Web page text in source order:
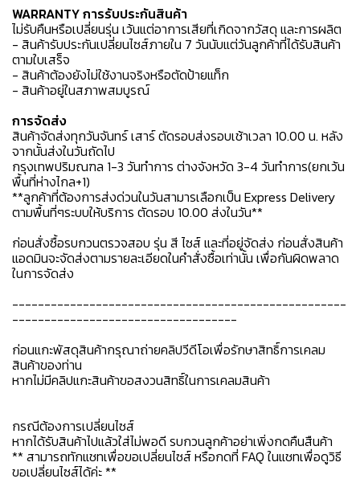
WARRANTY การรับประกันสินค้า
ไม่รับคืนหรือเปลี่ยนรุ่น เว้นแต่อาการเสียที่เกิดจากวัสดุ และการผลิต
- สินค้ารับประกันเปลี่ยนไซส์ภายใน 7 วันนับแต่วันลูกค้าที่ได้รับสินค้า
ตามใบเสร็จ
- สินค้าต้องยังไม่ใช้งานจริงหรือตัดป้ายแท็ก
- สินค้าอยู่ในสภาพสมบูรณ์
การจัดส่ง
สินค้าจัดส่งทุกวันจันทร์ เสาร์ ตัดรอบส่งรอบเช้าเวลา 10.00 น. หลัง
จากนั้นส่งในวันถัดไป
กรุงเทพปริมณฑล 1-3 วันทำการ ต่างจังหวัด 3-4 วันทำการ(ยกเว้น
พื้นที่ห่างไกล+1)
**ลูกค้าที่ต้องการส่งด่วนในวันสามารเลือกเป็น Express Delivery
ตามพื้นที่ๆระบบให้บริการ ตัดรอบ 10.00 ส่งในวัน**
ก่อนสั่งซื้อรบกวนตรวจสอบ รุ่น สี ไซส์ และที่อยู่จัดส่ง ก่อนสั่งสินค้า
แอดมินจะจัดส่งตามรายละเอียดในคำสั่งซื้อเท่านั้น เพื่อกันผิดพลาด
ในการจัดส่ง
----------------------------------------------------
-----------------------------------
ก่อนแกะพัสดุสินค้ากรุณาถ่ายคลิปวีดีโอเพื่อรักษาสิทธิ์การเคลม
สินค้าของท่าน
หากไม่มีคลิปแกะสินค้าขอสงวนสิทธิ์ในการเคลมสินค้า
กรณีต้องการเปลี่ยนไซส์
หากได้รับสินค้าไปแล้วใส่ไม่พอดี รบกวนลูกค้าอย่าเพิ่งกดคืนสืนค้า
** สามารถทักแชทเพื่อขอเปลี่ยนไซส์ หรือกดที่ FAQ ในแชทเพื่อดูวิธี
ขอเปลี่ยนไซส์ได้ค่ะ **